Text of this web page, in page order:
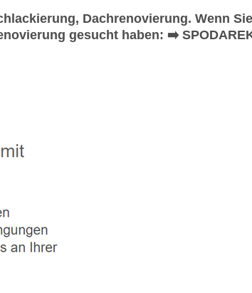
Dachrenovierung. Wenn
gesucht haben: ➡️